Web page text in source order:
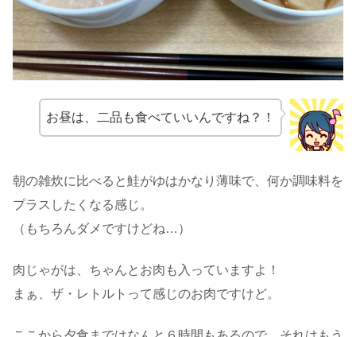
お昼は、二品も食べていいんですね？！
朝の雑炊に比べると鮭がゆはかなり薄味で、何か調味料を
プラスしたくなる感じ。
（もちろんダメですけどね…）
肉じゃがは、ちゃんとお肉も入っていますよ！
まぁ、ザ・レトルトって感じのお肉ですけど。